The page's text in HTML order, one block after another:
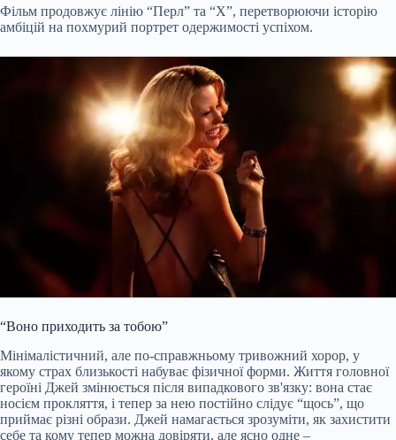
Фільм продовжує лінію “Перл” та “X”, перетворюючи історію
амбіцій на похмурий портрет одержимості успіхом.
“Воно приходить за тобою”
Мінімалістичний, але по-справжньому тривожний хорор, у
якому страх близькості набуває фізичної форми. Життя головної
героїні Джей змінюється після випадкового зв'язку: вона стає
носієм прокляття, і тепер за нею постійно слідує “щось”, що
приймає різні образи. Джей намагається зрозуміти, як захистити
себе та кому тепер можна довіряти, але ясно одне –